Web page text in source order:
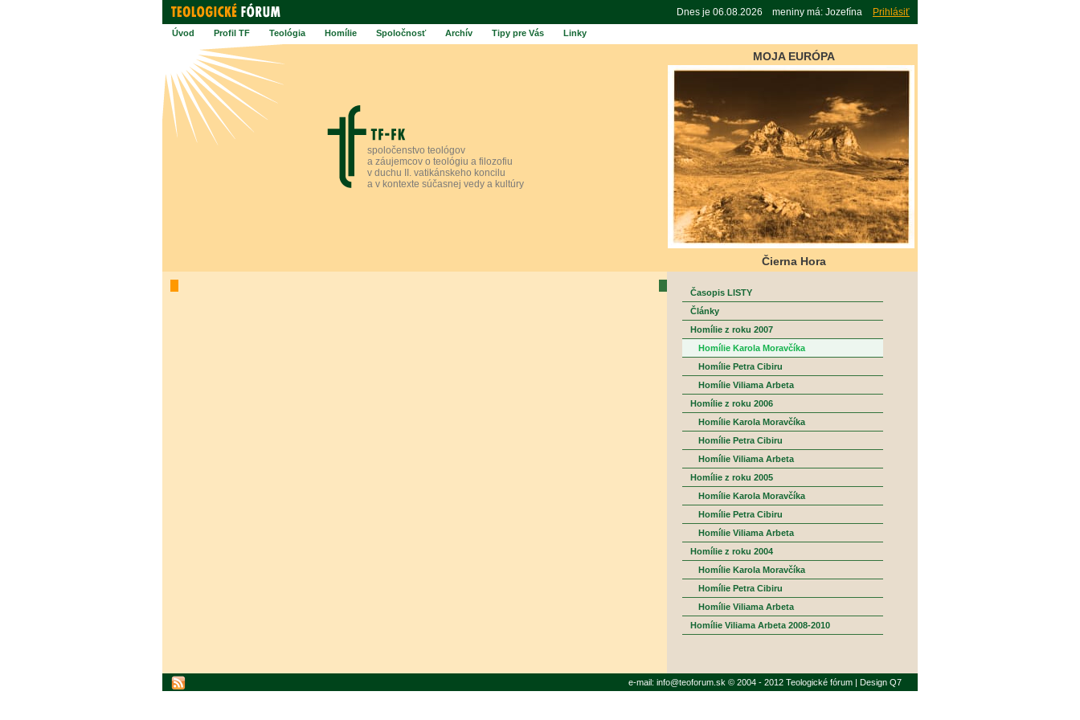
Dnes je 06.08.2026 meniny má: Jozefína Prihlásiť
Úvod Profil TF Teológia Homílie Spoločnosť Archív Tipy pre Vás Linky
spoločenstvo teológov
a záujemcov o teológiu a filozofiu
v duchu II. vatikánskeho koncilu
a v kontexte súčasnej vedy a kultúry
MOJA EURÓPA
Čierna Hora
Časopis LISTY
Články
Homílie z roku 2007
Homílie Karola Moravčíka
Homílie Petra Cibiru
Homílie Viliama Arbeta
Homílie z roku 2006
Homílie Karola Moravčíka
Homílie Petra Cibiru
Homílie Viliama Arbeta
Homílie z roku 2005
Homílie Karola Moravčíka
Homílie Petra Cibiru
Homílie Viliama Arbeta
Homílie z roku 2004
Homílie Karola Moravčíka
Homílie Petra Cibiru
Homílie Viliama Arbeta
Homílie Viliama Arbeta 2008-2010
e-mail: info@teoforum.sk © 2004 - 2012 Teologické fórum | Design Q7